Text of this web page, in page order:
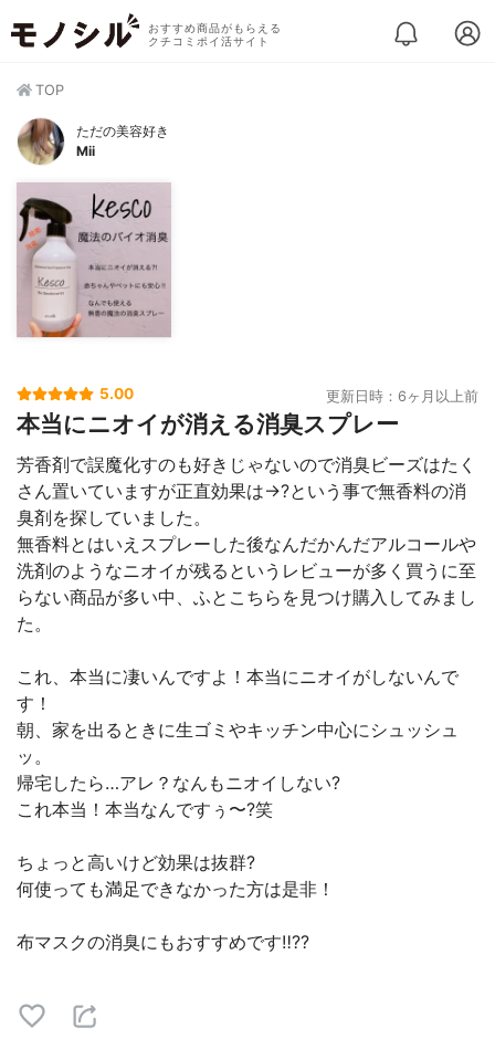
おすすめ商品がもらえる
クチコミポイ活サイト
TOP
ただの美容好き
Mii
5.00 更新日時：6ヶ月以上前
本当にニオイが消える消臭スプレー
芳香剤で誤魔化すのも好きじゃないので消臭ビーズはたく
さん置いていますが正直効果は→?という事で無香料の消
臭剤を探していました。
無香料とはいえスプレーした後なんだかんだアルコールや
洗剤のようなニオイが残るというレビューが多く買うに至
らない商品が多い中、ふとこちらを見つけ購入してみまし
た。
これ、本当に凄いんですよ！本当にニオイがしないんで
す！
朝、家を出るときに生ゴミやキッチン中心にシュッシュ
ッ。
帰宅したら…アレ？なんもニオイしない?
これ本当！本当なんですぅ〜?笑
ちょっと高いけど効果は抜群?
何使っても満足できなかった方は是非！
布マスクの消臭にもおすすめです‼︎??